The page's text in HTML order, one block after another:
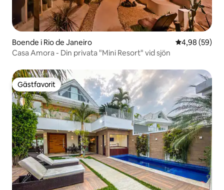
Boende i Rio de Janeiro 4,98 av 5 i
4,98 (59)
Casa Amora - Din privata "Mini Resort" vid sjön
Gästfavorit
Gästfavorit